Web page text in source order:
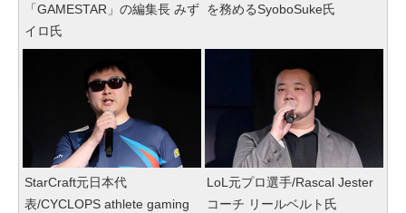
「GAMESTAR」の編集長 みず
イロ氏
を務めるSyoboSuke氏
StarCraft元日本代
表/CYCLOPS athlete gaming
LoL元プロ選手/Rascal Jester
コーチ リールベルト氏